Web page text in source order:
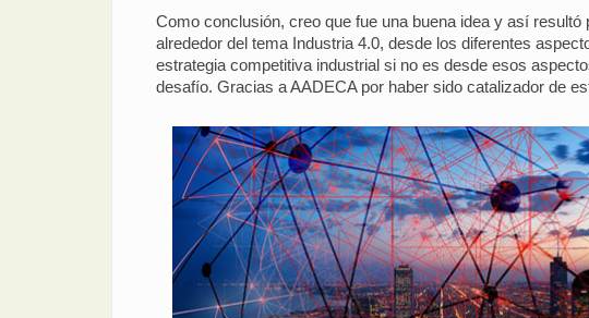
Como conclusión, creo que fue una buena idea y así
alrededor del tema Industria 4.0, desde los diferentes
estrategia competitiva industrial si no es desde esos
desafío. Gracias a AADECA por haber sido catalizador de